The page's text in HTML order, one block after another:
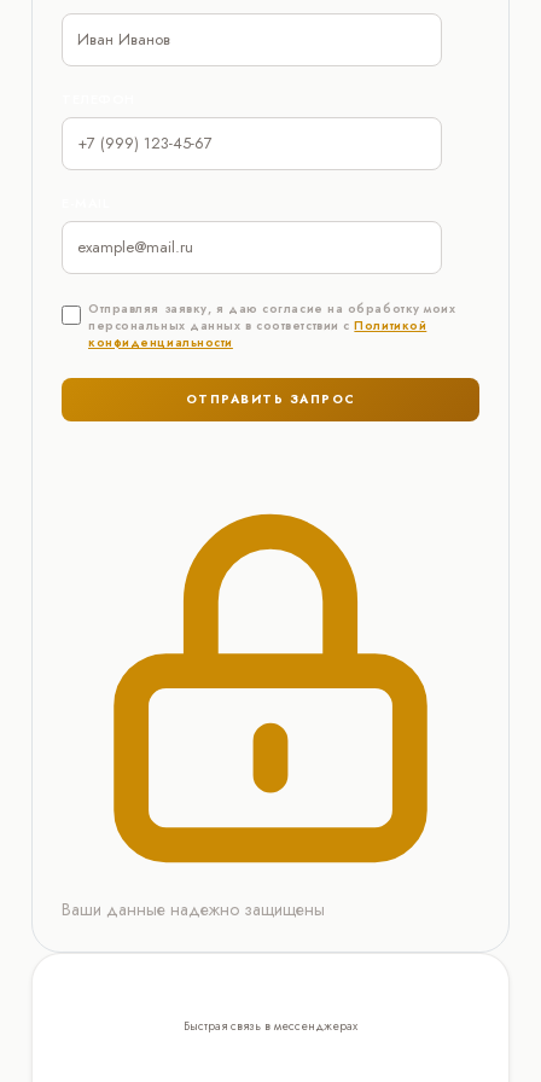
Отправляя заявку, я даю согласие на обработку моих
персональных данных в соответствии сПолитикой
конфиденциальности
Ваши данные надежно защищены
Быстрая связь в мессенджерах